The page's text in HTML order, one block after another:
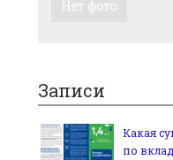
Записи
Какая
по